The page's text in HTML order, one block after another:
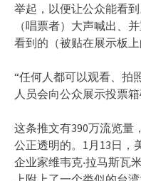
举起，以便让公众能看
（唱票者）大声喊出、
看到的（被贴在展示板
“任何人都可以观看、拍
人员会向公众展示投票
这条推文有390万流览量
公正透明的。1月13日，
企业家维韦克‧拉马斯瓦